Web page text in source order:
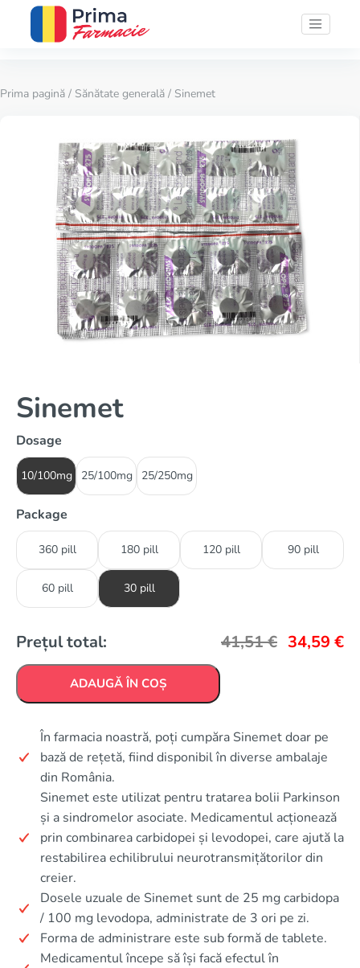
Prima pagină / Sănătate generală / Sinemet
Sinemet
Dosage
10/100mg 25/100mg 25/250mg
Package
360 pill 180 pill 120 pill 90 pill
60 pill 30 pill
Prețul total: 41,51€ 34,59 €
ADAUGĂ ÎN COȘ
În farmacia noastră, poți cumpăra Sinemet doar pe
bază de rețetă, fiind disponibil în diverse ambalaje
din România.
Sinemet este utilizat pentru tratarea bolii Parkinson
și a sindromelor asociate. Medicamentul acționează
prin combinarea carbidopei și levodopei, care ajută la
restabilirea echilibrului neurotransmițătorilor din
creier.
Dosele uzuale de Sinemet sunt de 25 mg carbidopa
/ 100 mg levodopa, administrate de 3 ori pe zi.
Forma de administrare este sub formă de tablete.
Medicamentul începe să își facă efectul în